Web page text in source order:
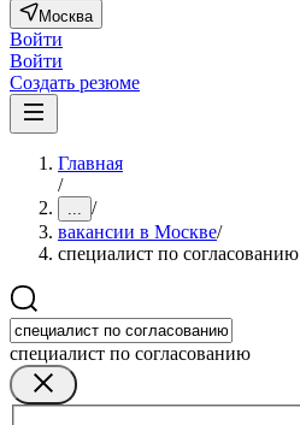
Москва
Войти
Войти
Создать резюме
Главная
/
... /
вакансии в Москве/
специалист по согласованию
специалист по согласованию